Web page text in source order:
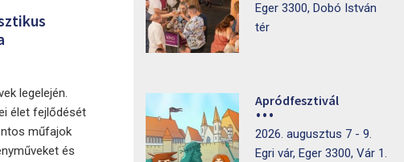
legelején.
élet fejlődését
műfajok
és
Eger 3300, Dobó István
tér
Apródfesztivál
2026. augusztus 7 - 9.
Egri vár, Eger 3300, Vár 1.